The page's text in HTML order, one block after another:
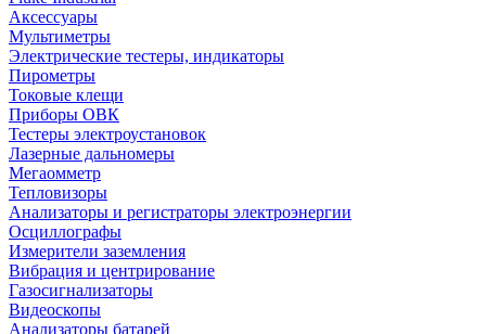
Аксессуары
Мультиметры
Электрические тестеры, индикаторы
Пирометры
Токовые клещи
Приборы ОВК
Тестеры электроустановок
Лазерные дальномеры
Мегаомметр
Тепловизоры
Анализаторы и регистраторы электроэнергии
Осциллографы
Измерители заземления
Вибрация и центрирование
Газосигнализаторы
Видеоскопы
Анализаторы батарей